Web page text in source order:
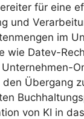
für eine
und
im
wie Datev-
den Übergang
von KI in das